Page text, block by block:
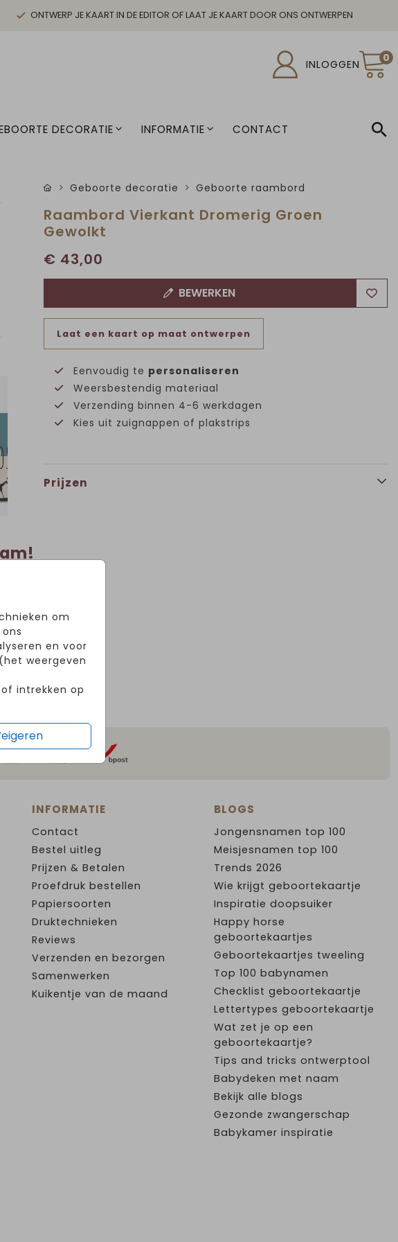
ONTWERP JE KAART IN DE EDITOR OF LAAT JE KAART DOOR ONS ONTWERPEN
INLOGGEN 0
DECORATIE INFORMATIE CONTACT
om
en voor
weergeven
intrekken op
Geboorte decoratie Geboorte raambord
Raambord Vierkant Dromerig Groen
Gewolkt
€ 43,00
BEWERKEN
Laat een kaart op maat ontwerpen
Eenvoudig te personaliseren
Weersbestendig materiaal
Verzending binnen 4-6 werkdagen
Kies uit zuignappen of plakstrips
Prijzen
INFORMATIE
Contact
Bestel uitleg
Prijzen & Betalen
Proefdruk bestellen
Papiersoorten
Druktechnieken
Reviews
Verzenden en bezorgen
Samenwerken
Kuikentje van de maand
BLOGS
Jongensnamen top 100
Meisjesnamen top 100
Trends 2026
Wie krijgt geboortekaartje
Inspiratie doopsuiker
Happy horse
geboortekaartjes
Geboortekaartjes tweeling
Top 100 babynamen
Checklist geboortekaartje
Lettertypes geboortekaartje
Wat zet je op een
geboortekaartje?
Tips and tricks ontwerptool
Babydeken met naam
Bekijk alle blogs
Gezonde zwangerschap
Babykamer inspiratie